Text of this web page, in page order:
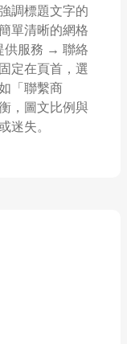
調標題文字的
單清晰的網格
供服務 → 聯絡
定在頁首，選
「聯繫商
，圖文比例與
迷失。